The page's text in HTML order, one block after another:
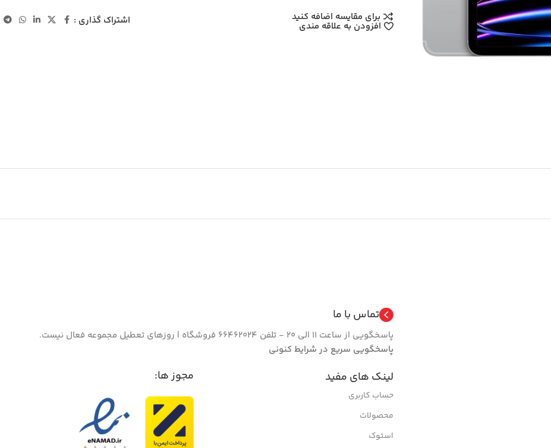
برای مقایسه اضافه کنید
افزودن به علاقه مندی اشتراک گذاری :
تماس با ما
پاسخگویی از ساعت 11 الی 20 - تلفن 66462024 فروشگاه | روزهای تعطیل مجموعه فعال نیست.
پاسخگویی سریع در شرایط کنونی
لینک های مفید
حساب کاربری
محصولات
استوک
مجوز ها: